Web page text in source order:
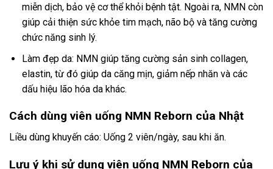
miễn dịch, bảo vệ cơ thể khỏi bệnh tật. Ngoài ra, NMN còn
giúp cải thiện sức khỏe tim mạch, não bộ và tăng cường
chức năng sinh lý.
Làm đẹp da: NMN giúp tăng cường sản sinh collagen,
elastin, từ đó giúp da căng mịn, giảm nếp nhăn và các
dấu hiệu lão hóa da khác.
Cách dùng viên uống NMN Reborn của Nhật
Liều dùng khuyến cáo: Uống 2 viên/ngày, sau khi ăn.
Lưu ý khi sử dụng viên uống NMN Reborn của